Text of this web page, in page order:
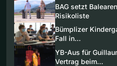
BAG setzt
Risikoliste
Bümplizer
Fall in…
YB-Aus für
Vertrag beim…